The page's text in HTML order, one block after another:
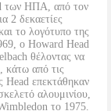
των ΗΠΑ, από τον
2 δεκαετίες
το λογότυπο της
ο Howard Head
θέλοντας να
κάτω από τις
Head επεκτάθηκαν
αλουμινίου,
το 1975.